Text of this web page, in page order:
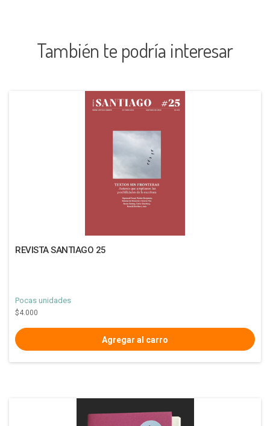
También te podría interesar
REVISTA SANTIAGO 25
Pocas unidades
$4.000